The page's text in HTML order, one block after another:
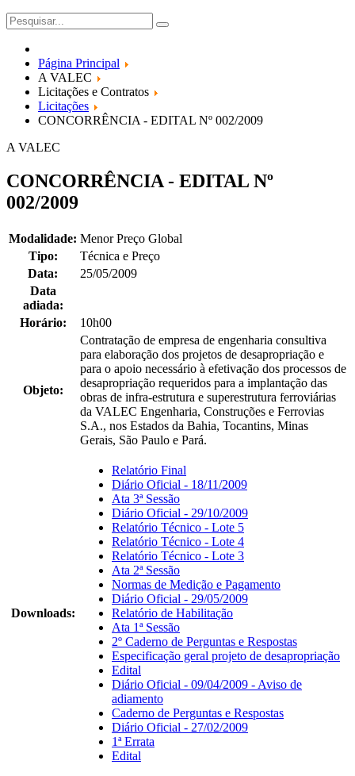
Página Principal
A VALEC
Licitações e Contratos
Licitações
CONCORRÊNCIA - EDITAL Nº 002/2009
A VALEC
CONCORRÊNCIA - EDITAL Nº
002/2009
Modalidade: Menor Preço Global
Tipo:
Técnica e Preço
Data:
25/05/2009
Data
adiada:
Horário:
10h00
Objeto:
Contratação de empresa de engenharia consultiva
para elaboração dos projetos de desapropriação e
para o apoio necessário à efetivação dos processos de
desapropriação requeridos para a implantação das
obras de infra-estrutura e superestrutura ferroviárias
da VALEC Engenharia, Construções e Ferrovias
S.A., nos Estados da Bahia, Tocantins, Minas
Gerais, São Paulo e Pará.
Downloads:
Relatório Final
Diário Oficial - 18/11/2009
Ata 3ª Sessão
Diário Oficial - 29/10/2009
Relatório Técnico - Lote 5
Relatório Técnico - Lote 4
Relatório Técnico - Lote 3
Ata 2ª Sessão
Normas de Medição e Pagamento
Diário Oficial - 29/05/2009
Relatório de Habilitação
Ata 1ª Sessão
2º Caderno de Perguntas e Respostas
Especificação geral projeto de desapropriação
Edital
Diário Oficial - 09/04/2009 - Aviso de
adiamento
Caderno de Perguntas e Respostas
Diário Oficial - 27/02/2009
1ª Errata
Edital